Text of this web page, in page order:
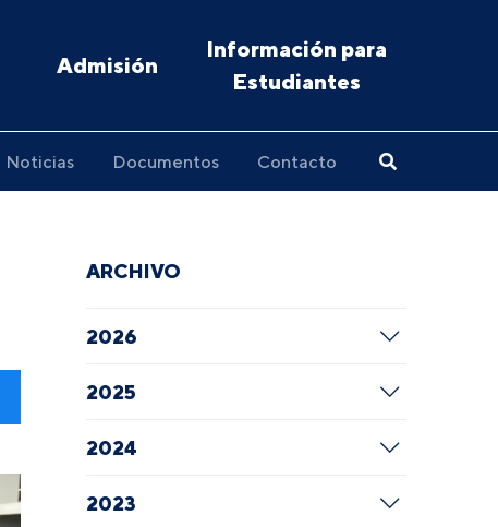
Admisión
Información para
Estudiantes
Noticias Documentos Contacto
ARCHIVO
2026
2025
2024
2023